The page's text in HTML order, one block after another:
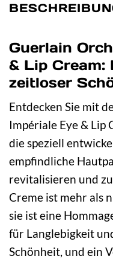
Guerlain
& Lip Cream:
zeitloser
Entdecken Sie mit
Impériale Eye & Lip
die speziell
empfindliche
revitalisieren und
Creme ist mehr als
sie ist eine
für Langlebigkeit
Schönheit, und ein